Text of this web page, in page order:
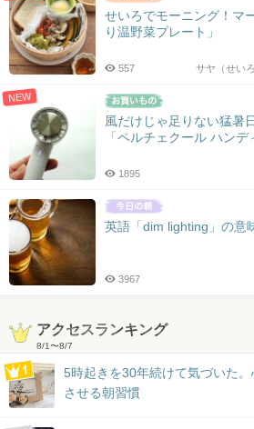
せいろでモーニング！マ
り温野菜プレート」
サヤ（せい
557
NEW
風だけじゃ足りない猛暑
「ペルチェクール ハンデ
1895
英語「dim lighting」の意
3967
アクセスランキング
8/1〜8/7
5時起きを30年続けて気づいた
させる朝習慣